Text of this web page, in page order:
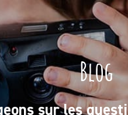
Blog
sur les